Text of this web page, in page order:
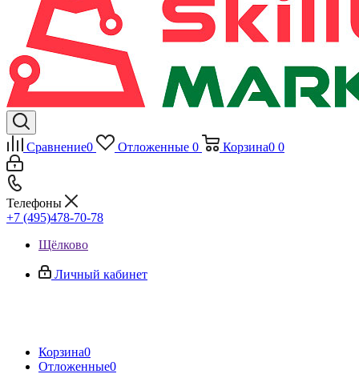
Сравнение0 Отложенные 0 Корзина0 0
Телефоны
+7 (495)478-70-78
Щёлково
Личный кабинет
Корзина0
Отложенные0